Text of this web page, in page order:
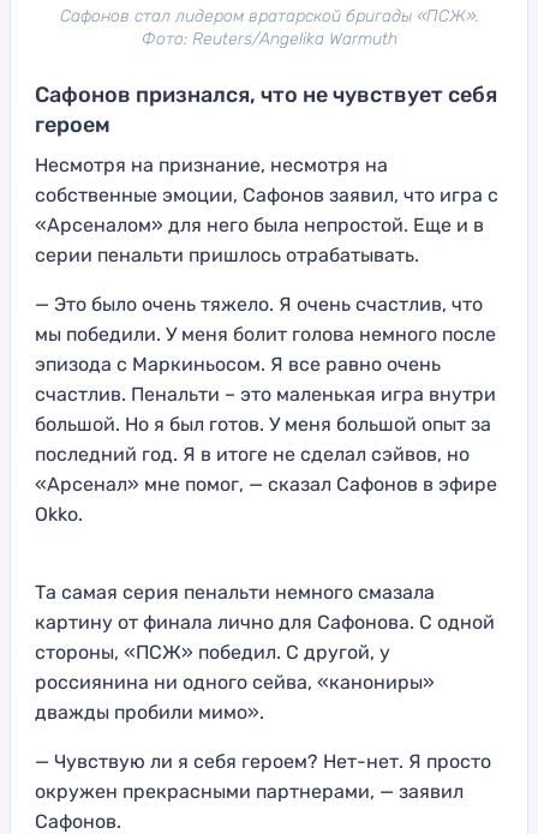
Сафонов стал лидером вратарской бригады «ПСЖ».
Фото: Reuters/Angelika Warmuth
Сафонов признался, что не чувствует себя
героем
Несмотря на признание, несмотря на
собственные эмоции, Сафонов заявил, что игра с
«Арсеналом» для него была непростой. Еще и в
серии пенальти пришлось отрабатывать.
— Это было очень тяжело. Я очень счастлив, что
мы победили. У меня болит голова немного после
эпизода с Маркиньосом. Я все равно очень
счастлив. Пенальти – это маленькая игра внутри
большой. Но я был готов. У меня большой опыт за
последний год. Я в итоге не сделал сэйвов, но
«Арсенал» мне помог, — сказал Сафонов в эфире
Okko.
Та самая серия пенальти немного смазала
картину от финала лично для Сафонова. С одной
стороны, «ПСЖ» победил. С другой, у
россиянина ни одного сейва, «канониры»
дважды пробили мимо».
— Чувствую ли я себя героем? Нет-нет. Я просто
окружен прекрасными партнерами, — заявил
Сафонов.